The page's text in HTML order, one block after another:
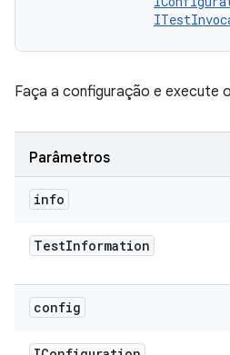
Faça a configuração e execute
Parâmetros
info
TestInformation
config